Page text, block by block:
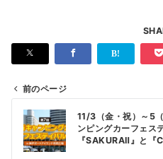
投
稿
ナ
前のページ
11/3（金・祝）～5
ンピングカーフェス
『SAKURAⅡ』と『